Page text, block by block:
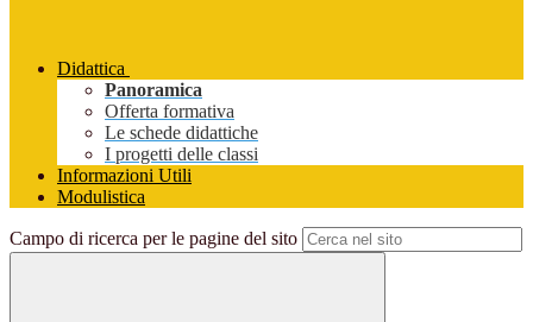
Didattica
Panoramica
Offerta formativa
Le schede didattiche
I progetti delle classi
Informazioni Utili
Modulistica
Campo di ricerca per le pagine del sito